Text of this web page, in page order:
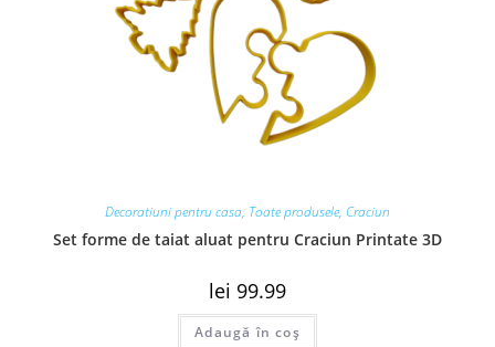
Decoratiuni pentru casa, Toate produsele, Craciun
Set forme de taiat aluat pentru Craciun Printate 3D
lei 99.99
Adaugă în coș